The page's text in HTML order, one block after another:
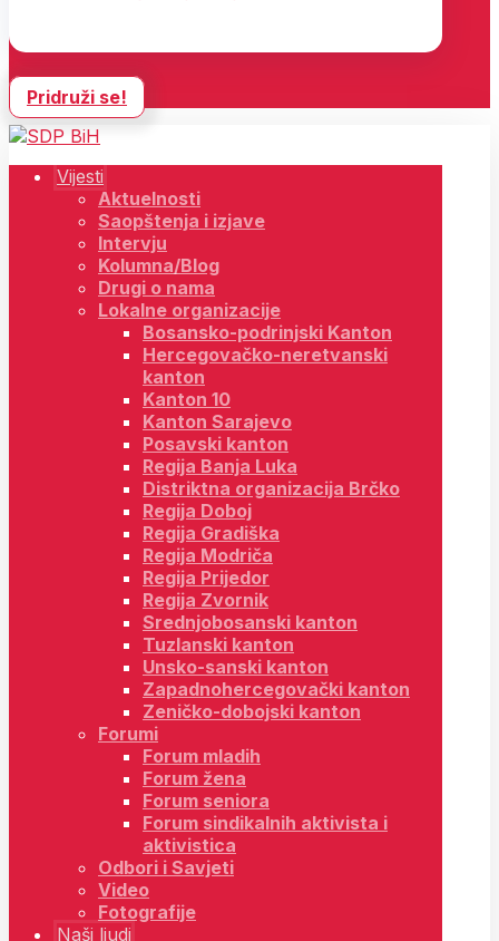
Pridruži se!
Vijesti
Aktuelnosti
Saopštenja i izjave
Intervju
Kolumna/Blog
Drugi o nama
Lokalne organizacije
Bosansko-podrinjski Kanton
Hercegovačko-neretvanski
kanton
Kanton 10
Kanton Sarajevo
Posavski kanton
Regija Banja Luka
Distriktna organizacija Brčko
Regija Doboj
Regija Gradiška
Regija Modriča
Regija Prijedor
Regija Zvornik
Srednjobosanski kanton
Tuzlanski kanton
Unsko-sanski kanton
Zapadnohercegovački kanton
Zeničko-dobojski kanton
Forumi
Forum mladih
Forum žena
Forum seniora
Forum sindikalnih aktivista i
aktivistica
Odbori i Savjeti
Video
Fotografije
Naši ljudi